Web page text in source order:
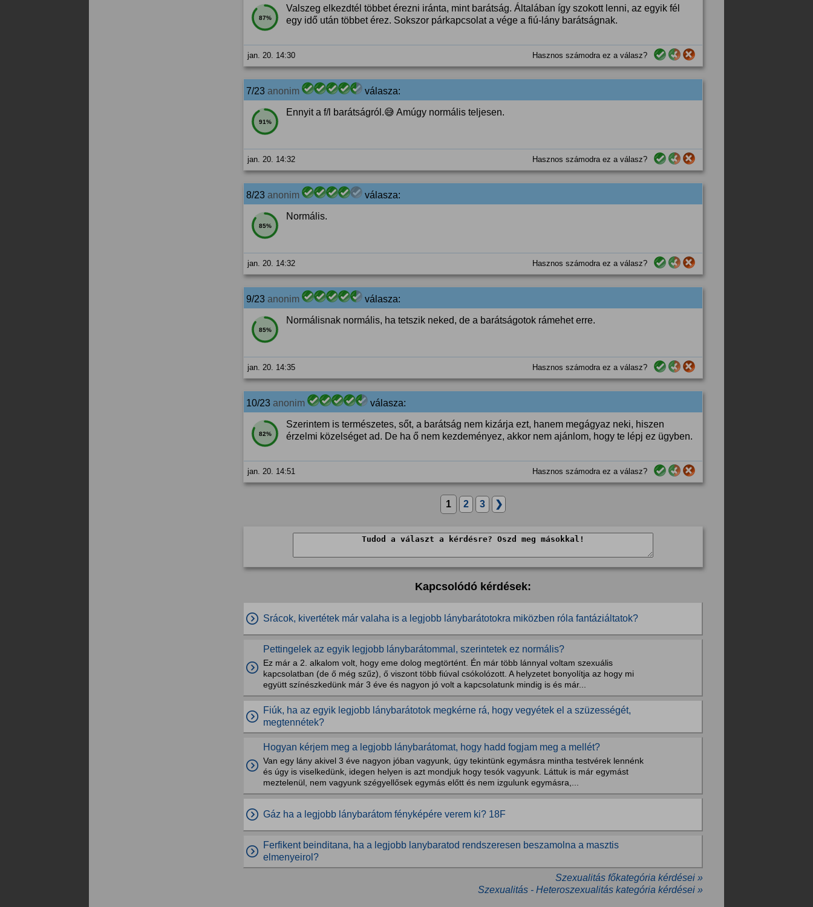
87%
Valszeg elkezdtél többet érezni iránta, mint barátság. Általában így szokott lenni, az egyik fél
egy idő után többet érez. Sokszor párkapcsolat a vége a fiú-lány barátságnak.
jan. 20. 14:30 Hasznos számodra ez a válasz?
7/23 anonim válasza:
91%
Ennyit a f/l barátságról.😅 Amúgy normális teljesen.
jan. 20. 14:32 Hasznos számodra ez a válasz?
8/23 anonim válasza:
85%
Normális.
jan. 20. 14:32 Hasznos számodra ez a válasz?
9/23 anonim válasza:
85%
Normálisnak normális, ha tetszik neked, de a barátságotok rámehet erre.
jan. 20. 14:35 Hasznos számodra ez a válasz?
10/23 anonim válasza:
82%
Szerintem is természetes, sőt, a barátság nem kizárja ezt, hanem megágyaz neki, hiszen
érzelmi közelséget ad. De ha ő nem kezdeményez, akkor nem ajánlom, hogy te lépj ez ügyben.
jan. 20. 14:51 Hasznos számodra ez a válasz?
1 2 3 ❯
Kapcsolódó kérdések:
Srácok, kivertétek már valaha is a legjobb lánybarátotokra miközben róla fantáziáltatok?
Pettingelek az egyik legjobb lánybarátommal, szerintetek ez normális?
Ez már a 2. alkalom volt, hogy eme dolog megtörtént. Én már több lánnyal voltam szexuális
kapcsolatban (de ő még szűz), ő viszont több fiúval csókolózott. A helyzetet bonyolítja az hogy mi
együtt színészkedünk már 3 éve és nagyon jó volt a kapcsolatunk mindig is és már...
Fiúk, ha az egyik legjobb lánybarátotok megkérne rá, hogy vegyétek el a szüzességét,
megtennétek?
Hogyan kérjem meg a legjobb lánybarátomat, hogy hadd fogjam meg a mellét?
Van egy lány akivel 3 éve nagyon jóban vagyunk, úgy tekintünk egymásra mintha testvérek lennénk
és úgy is viselkedünk, idegen helyen is azt mondjuk hogy tesók vagyunk. Láttuk is már egymást
meztelenül, nem vagyunk szégyellősek egymás előtt és nem izgulunk egymásra,...
Gáz ha a legjobb lánybarátom fényképére verem ki? 18F
Ferfikent beinditana, ha a legjobb lanybaratod rendszeresen beszamolna a masztis
elmenyeirol?
Szexualitás főkategória kérdései »
Szexualitás - Heteroszexualitás kategória kérdései »